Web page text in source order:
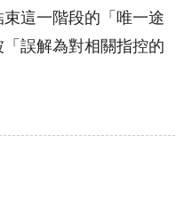
這一階段的「唯一途
誤解為對相關指控的